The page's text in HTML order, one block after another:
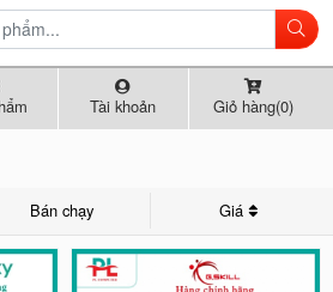
Tài khoản Giỏ hàng(0)
Bán chạy Giá